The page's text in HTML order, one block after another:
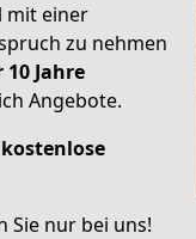
mit einer
zu nehmen
Jahre
Angebote.
Sie nur bei uns!